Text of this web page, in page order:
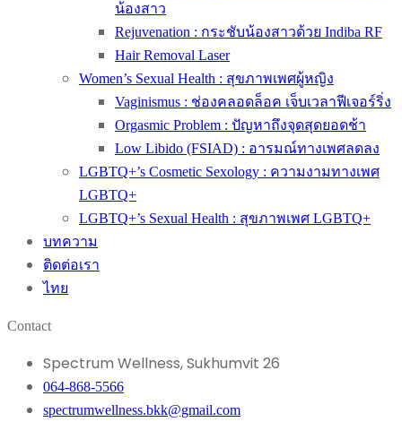
น้องสาว
Rejuvenation : กระชับน้องสาวด้วย Indiba RF
Hair Removal Laser
Women’s Sexual Health : สุขภาพเพศผู้หญิง
Vaginismus : ช่องคลอดล็อค เจ็บเวลาฟีเจอร์ริ่ง
Orgasmic Problem : ปัญหาถึงจุดสุดยอดช้า
Low Libido (FSIAD) : อารมณ์ทางเพศลดลง
LGBTQ+’s Cosmetic Sexology : ความงามทางเพศ
LGBTQ+
LGBTQ+’s Sexual Health : สุขภาพเพศ LGBTQ+
บทความ
ติดต่อเรา
ไทย
Contact
Spectrum Wellness, Sukhumvit 26
064-868-5566
spectrumwellness.bkk@gmail.com